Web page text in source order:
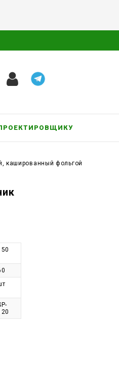
кашированный фольгой